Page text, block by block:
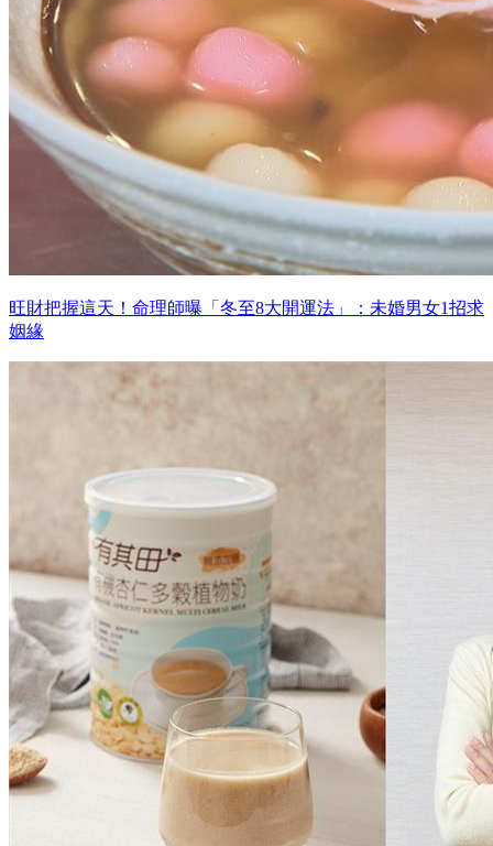
旺財把握這天！命理師曝「冬至8大開運法」：未婚男女1招求
姻緣